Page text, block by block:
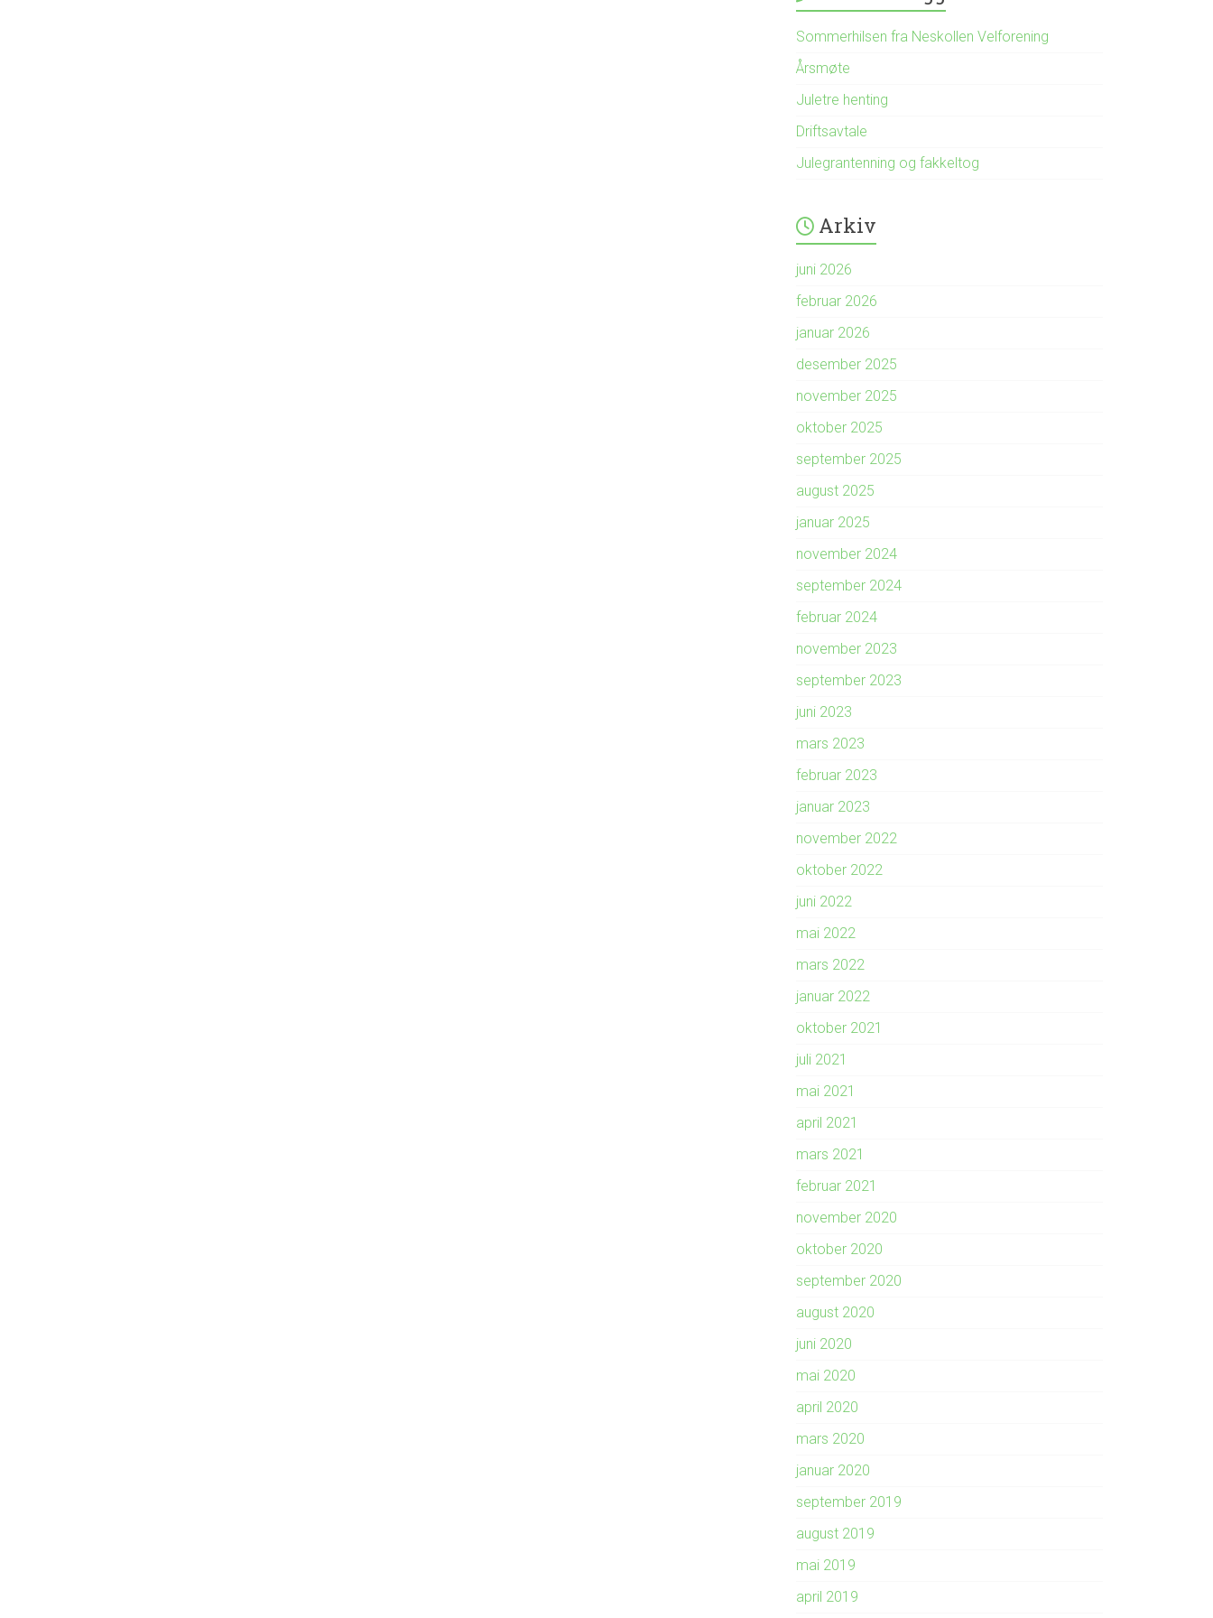
Sommerhilsen fra Neskollen Velforening
Årsmøte
Juletre henting
Driftsavtale
Julegrantenning og fakkeltog
Arkiv
juni 2026
februar 2026
januar 2026
desember 2025
november 2025
oktober 2025
september 2025
august 2025
januar 2025
november 2024
september 2024
februar 2024
november 2023
september 2023
juni 2023
mars 2023
februar 2023
januar 2023
november 2022
oktober 2022
juni 2022
mai 2022
mars 2022
januar 2022
oktober 2021
juli 2021
mai 2021
april 2021
mars 2021
februar 2021
november 2020
oktober 2020
september 2020
august 2020
juni 2020
mai 2020
april 2020
mars 2020
januar 2020
september 2019
august 2019
mai 2019
april 2019